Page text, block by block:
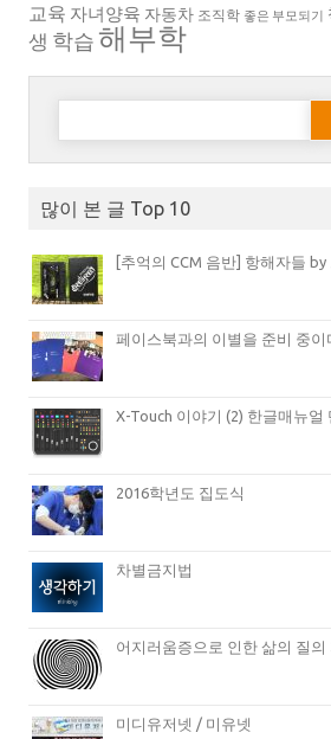
교육 자녀양육 자동차 조직학 좋은 부모되기
생 학습 해부학
다음 검색:
많이 본 글 Top 10
[추억의 CCM 음반] 항해자들
페이스북과의 이별을 준비 중이
X-Touch 이야기 (2) 한글매뉴얼
2016학년도 집도식
차별금지법
어지러움증으로 인한 삶의 질의
미디유저넷 / 미유넷